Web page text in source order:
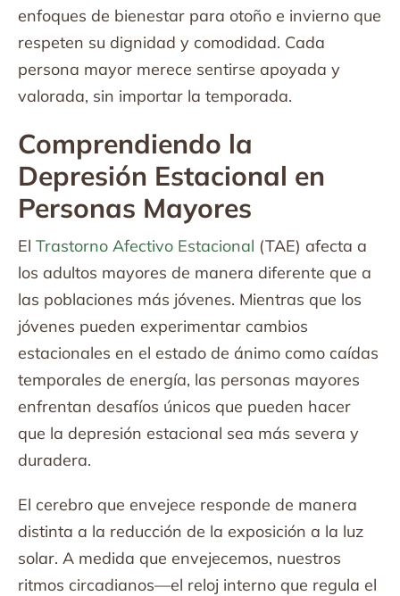
enfoques de bienestar para otoño e invierno que
respeten su dignidad y comodidad. Cada
persona mayor merece sentirse apoyada y
valorada, sin importar la temporada.
Comprendiendo la
Depresión Estacional en
Personas Mayores
El Trastorno Afectivo Estacional (TAE) afecta a
los adultos mayores de manera diferente que a
las poblaciones más jóvenes. Mientras que los
jóvenes pueden experimentar cambios
estacionales en el estado de ánimo como caídas
temporales de energía, las personas mayores
enfrentan desafíos únicos que pueden hacer
que la depresión estacional sea más severa y
duradera.
El cerebro que envejece responde de manera
distinta a la reducción de la exposición a la luz
solar. A medida que envejecemos, nuestros
ritmos circadianos—el reloj interno que regula el